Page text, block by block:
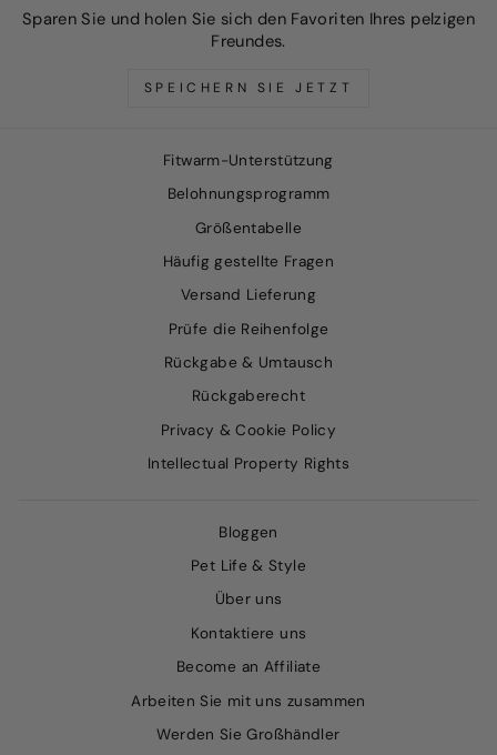
Sparen Sie und holen Sie sich den Favoriten Ihres pelzigen
Freundes.
SPEICHERN SIE JETZT
Fitwarm-Unterstützung
Belohnungsprogramm
Größentabelle
Häufig gestellte Fragen
Versand Lieferung
Prüfe die Reihenfolge
Rückgabe & Umtausch
Rückgaberecht
Privacy & Cookie Policy
Intellectual Property Rights
Bloggen
Pet Life & Style
Über uns
Kontaktiere uns
Become an Affiliate
Arbeiten Sie mit uns zusammen
Werden Sie Großhändler